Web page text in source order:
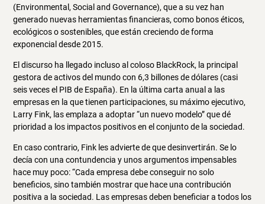
(Environmental, Social and Governance), que a su vez han
generado nuevas herramientas financieras, como bonos éticos,
ecológicos o sostenibles, que están creciendo de forma
exponencial desde 2015.
El discurso ha llegado incluso al coloso BlackRock, la principal
gestora de activos del mundo con 6,3 billones de dólares (casi
seis veces el PIB de España). En la última carta anual a las
empresas en la que tienen participaciones, su máximo ejecutivo,
Larry Fink, las emplaza a adoptar “un nuevo modelo” que dé
prioridad a los impactos positivos en el conjunto de la sociedad.
En caso contrario, Fink les advierte de que desinvertirán. Se lo
decía con una contundencia y unos argumentos impensables
hace muy poco: “Cada empresa debe conseguir no solo
beneficios, sino también mostrar que hace una contribución
positiva a la sociedad. Las empresas deben beneficiar a todos los